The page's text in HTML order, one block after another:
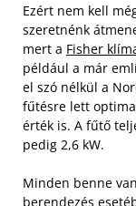
Ezért nem kell
szeretnénk
mert a Fisher
például a már
el szó nélkül a
fűtésre lett
érték is. A fűtő
pedig 2,6 kW.
Minden benne
berendezés